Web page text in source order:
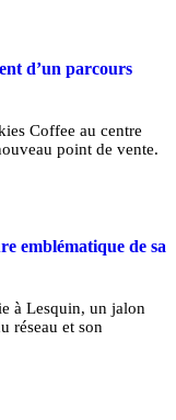
d’un parcours
Coffee au centre
point de vente.
emblématique de sa
à Lesquin, un jalon
réseau et son